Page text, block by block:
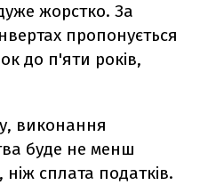
жорстко. За
пропонується
до п'яти років,
виконання
буде не менш
сплата податків.